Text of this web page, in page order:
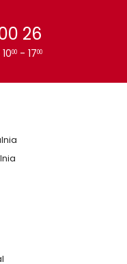
26
00 - 1700